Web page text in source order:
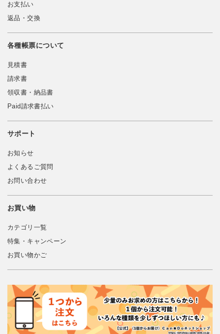
お支払い
返品・交換
各種帳票について
見積書
請求書
領収書・納品書
Paid請求書払い
サポート
お知らせ
よくあるご質問
お問い合わせ
お買い物
カテゴリ一覧
特集・キャンペーン
お買い物かご